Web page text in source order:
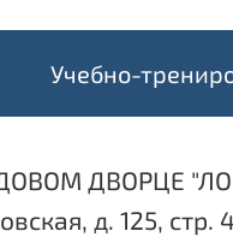
Учебно-
ДВОРЦЕ
д. 125,